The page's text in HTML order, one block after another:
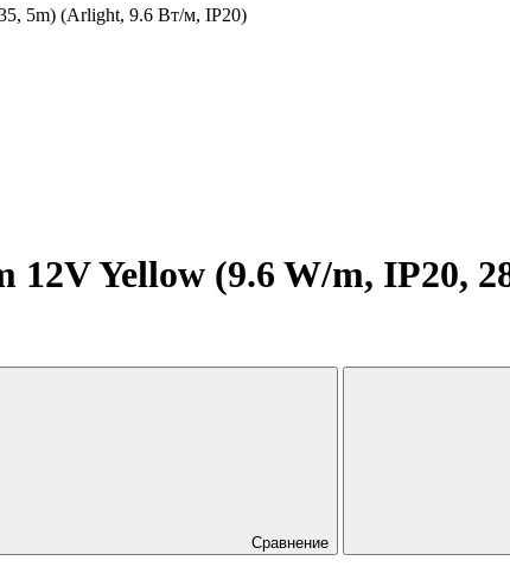
5m) (Arlight, 9.6 Вт/м, IP20)
12V Yellow (9.6 W/m, IP20,
Сравнение